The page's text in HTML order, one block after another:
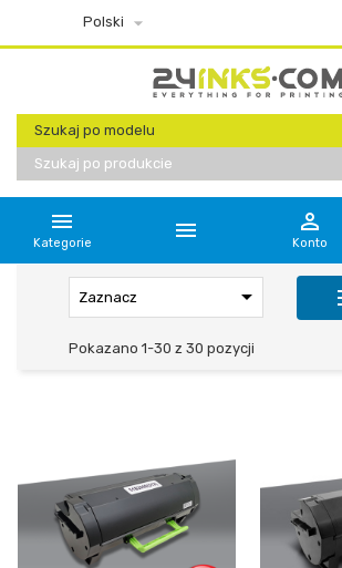
Polski 
Szukaj po modelu
Szukaj po produkcie

Kategorie  
Konto
Zaznacz 
Pokazano 1-30 z 30 pozycji